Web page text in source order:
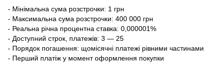
- Мінімальна сума розстрочки: 1 грн
- Максимальна сума розстрочки: 400 000 грн
- Реальна річна процентна ставка: 0,000001%
- Доступний строк, платежів: 3 — 25
- Порядок погашення: щомісячні платежі рівними частинами
- Перший платіж у момент оформлення покупки